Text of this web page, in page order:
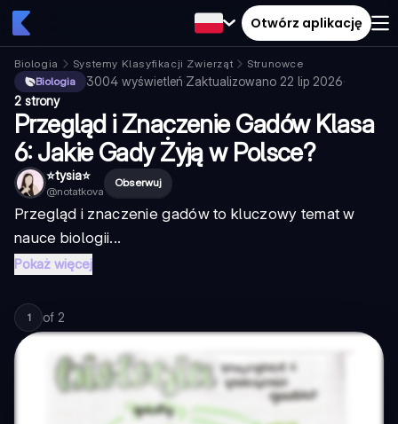
Otwórz aplikację
Biologia Systemy Klasyfikacji Zwierząt
Strunowce
Biologia
3004 wyświetleń·Zaktualizowano 22 lip 2026·
2 strony
Przegląd i Znaczenie Gadów Klasa
6: Jakie Gady Żyją w Polsce?
⭐️tysia⭐️
@notatkova
Obserwuj
Przegląd i znaczenie gadów to kluczowy temat w
nauce biologii...
Pokaż więcej
1 of 2